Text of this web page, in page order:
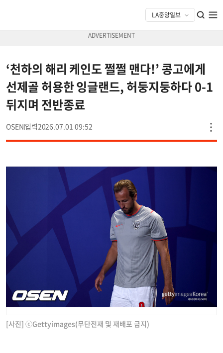
‘천하의 해리 케인도 쩔쩔 맨다!’ 콩고에게
선제골 허용한 잉글랜드, 허둥지둥하다 0-1
뒤지며 전반종료
OSEN 2026.07.01 09:52
[사진] ⓒGettyimages(무단전재 및 재배포 금지)